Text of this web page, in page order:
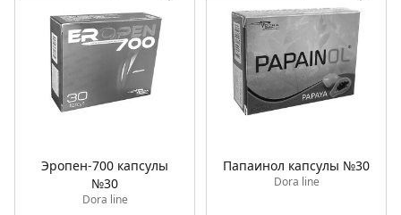
Эропен-700 капсулы
№30
Dora line
Папаинол капсулы №30
Dora line